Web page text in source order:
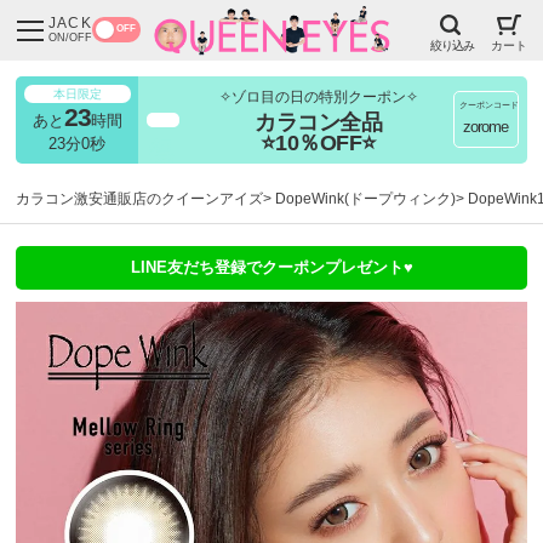
JACK
ON/OFF
OFF
絞り込み カート
本日限定
あと 23時間
22分59秒
✧ゾロ目の日の特別クーポン✧
カラコン全品
⭐10％OFF⭐
クーポンコード
zorome
カラコン激安通販店のクイーンアイズ DopeWink(ドープウィンク)
LINE友だち登録でクーポンプレゼント♥